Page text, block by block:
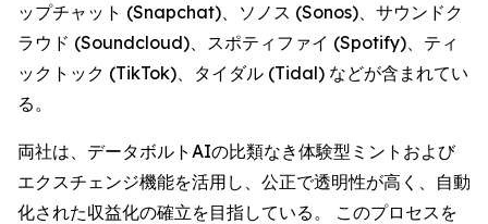
ップチャット (Snapchat)、ソノス (Sonos)、サウンドク
ラウド (Soundcloud)、スポティファイ (Spotify)、ティ
ックトック (TikTok)、タイダル (Tidal) などが含まれてい
る。
両社は、データボルトAIの比類なき体験型ミントおよび
エクスチェンジ機能を活用し、公正で透明性が高く、自動
化された収益化の確立を目指している。 このプロセスを